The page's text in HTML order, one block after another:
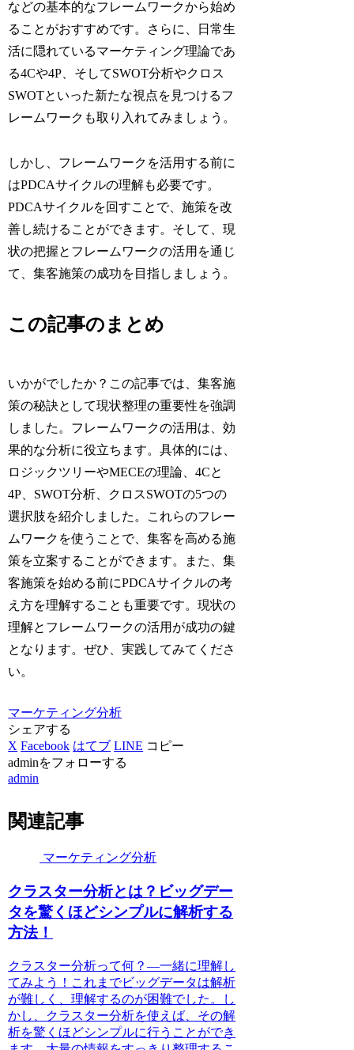
などの基本的なフレームワークから始め
ることがおすすめです。さらに、日常生
活に隠れているマーケティング理論であ
る4Cや4P、そしてSWOT分析やクロス
SWOTといった新たな視点を見つけるフ
レームワークも取り入れてみましょう。
しかし、フレームワークを活用する前に
はPDCAサイクルの理解も必要です。
PDCAサイクルを回すことで、施策を改
善し続けることができます。そして、現
状の把握とフレームワークの活用を通じ
て、集客施策の成功を目指しましょう。
この記事のまとめ
いかがでしたか？この記事では、集客施
策の秘訣として現状整理の重要性を強調
しました。フレームワークの活用は、効
果的な分析に役立ちます。具体的には、
ロジックツリーやMECEの理論、4Cと
4P、SWOT分析、クロスSWOTの5つの
選択肢を紹介しました。これらのフレー
ムワークを使うことで、集客を高める施
策を立案することができます。また、集
客施策を始める前にPDCAサイクルの考
え方を理解することも重要です。現状の
理解とフレームワークの活用が成功の鍵
となります。ぜひ、実践してみてくださ
い。
マーケティング分析
シェアする
X Facebook はてブ LINE コピー
adminをフォローする
admin
関連記事
マーケティング分析
クラスター分析とは？ビッグデー
タを驚くほどシンプルに解析する
方法！
クラスター分析って何？―一緒に理解し
てみよう！これまでビッグデータは解析
が難しく、理解するのが困難でした。し
かし、クラスター分析を使えば、その解
析を驚くほどシンプルに行うことができ